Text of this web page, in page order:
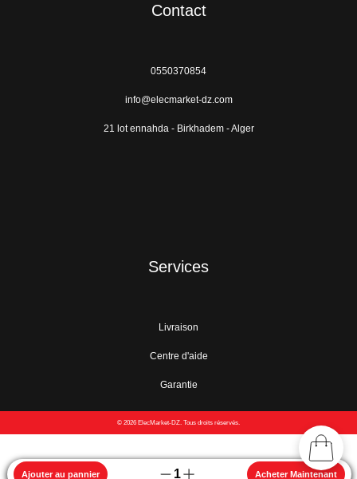
Ajouter au pannier 1 Acheter Maintenant
Contact
0550370854
info@elecmarket-dz.com
21 lot ennahda - Birkhadem - Alger
Services
Livraison
Centre d'aide
Garantie
© 2026 ElecMarket-DZ. Tous droits réservés.